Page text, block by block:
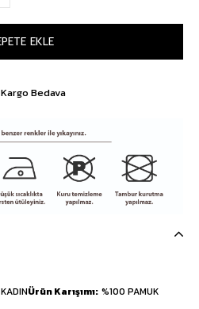
Kargo Bedava
KADINÜrün Karışımı %100 PAMUK